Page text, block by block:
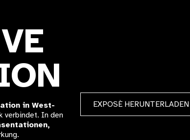
in West-
verbindet. In den
EXPOSÈ HERUNTERLADEN